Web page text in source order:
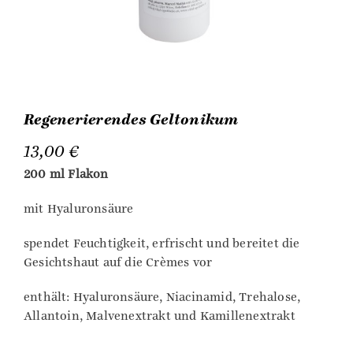
Regenerierendes Geltonikum
13,00€
200 ml Flakon
mit Hyaluronsäure
spendet Feuchtigkeit, erfrischt und bereitet die
Gesichtshaut auf die Crèmes vor
enthält: Hyaluronsäure, Niacinamid, Trehalose,
Allantoin, Malvenextrakt und Kamillenextrakt